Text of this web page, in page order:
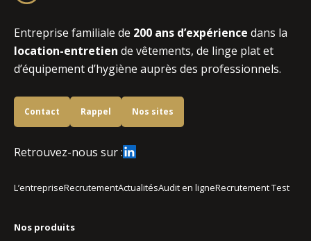
Entreprise familiale de 200 ans d’expérience dans la
location-entretien de vêtements, de linge plat et
d’équipement d’hygiène auprès des professionnels.
Contact Rappel Nos sites
Retrouvez-nous sur :
L’entrepriseRecrutementActualitésAudit en ligneRecrutement Test
Nos produits